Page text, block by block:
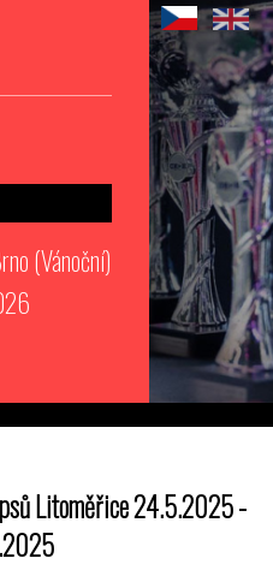
(Vánoční)
Litoměřice 24.5.2025 -